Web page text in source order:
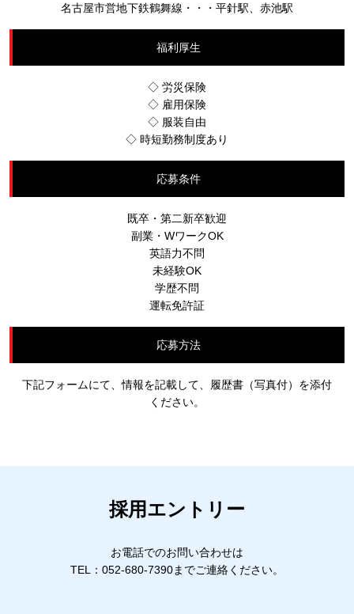
名古屋市営地下鉄鶴舞線・・・平針駅、赤池駅
福利厚生
◇ 労災保険
◇ 雇用保険
◇ 服装自由
◇ 時短勤務制度あり
応募条件
既卒・第二新卒歓迎
副業・WワークOK
英語力不問
未経験OK
学歴不問
運転免許証
応募方法
下記フォームにて、情報を記載して、履歴書（写真付）を添付
ください。
採用エントリー
お電話でのお問い合わせは
TEL： 052-680-7390までご連絡ください。